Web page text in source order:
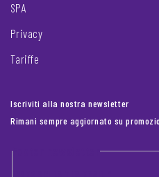
SPA
Privacy
Tariffe
Iscriviti alla nostra newsletter
Rimani sempre aggiornato su
Footer newsletter